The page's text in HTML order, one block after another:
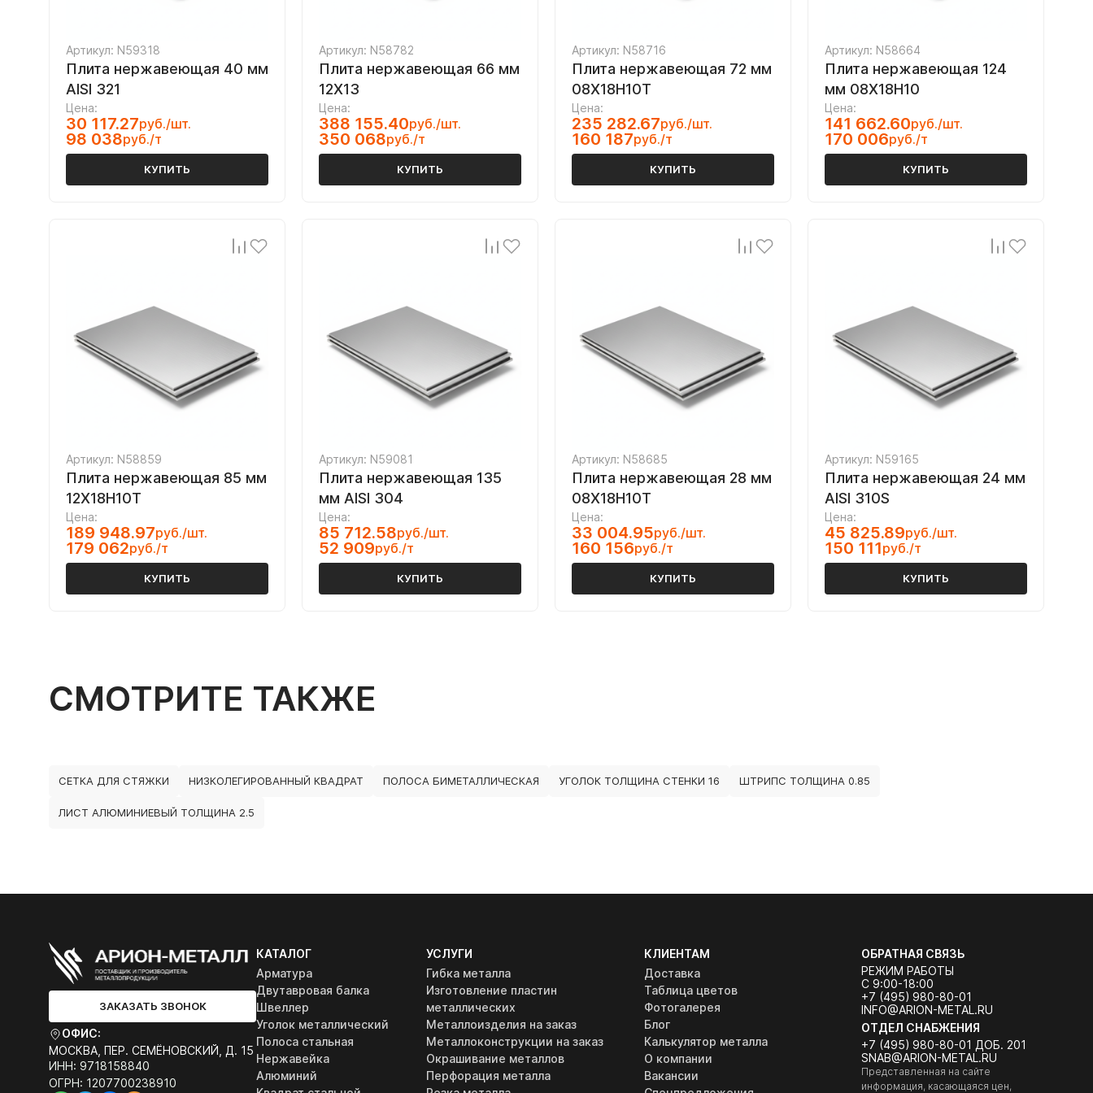
Артикул: N59318
Плита нержавеющая 40 мм
AISI 321
Цена:
30 117.27руб./шт.
98 038руб./т
КУПИТЬ
Артикул: N58782
Плита нержавеющая 66 мм
12Х13
Цена:
388 155.40руб./шт.
350 068руб./т
КУПИТЬ
Артикул: N58716
Плита нержавеющая 72 мм
08Х18Н10Т
Цена:
235 282.67руб./шт.
160 187руб./т
КУПИТЬ
Артикул: N58664
Плита нержавеющая 124
мм 08Х18Н10
Цена:
141 662.60руб./шт.
170 006руб./т
КУПИТЬ
Артикул: N58859
Плита нержавеющая 85 мм
12Х18Н10Т
Цена:
189 948.97руб./шт.
179 062руб./т
КУПИТЬ
Артикул: N59081
Плита нержавеющая 135
мм AISI 304
Цена:
85 712.58руб./шт.
52 909руб./т
КУПИТЬ
Артикул: N58685
Плита нержавеющая 28 мм
08Х18Н10Т
Цена:
33 004.95руб./шт.
160 156руб./т
КУПИТЬ
Артикул: N59165
Плита нержавеющая 24 мм
AISI 310S
Цена:
45 825.89руб./шт.
150 111руб./т
КУПИТЬ
СМОТРИТЕ ТАКЖЕ
СЕТКА ДЛЯ СТЯЖКИ НИЗКОЛЕГИРОВАННЫЙ КВАДРАТ ПОЛОСА БИМЕТАЛЛИЧЕСКАЯ УГОЛОК ТОЛЩИНА СТЕНКИ 16 ШТРИПС ТОЛЩИНА 0.85
ЛИСТ АЛЮМИНИЕВЫЙ ТОЛЩИНА 2.5
ЗАКАЗАТЬ ЗВОНОК
ОФИС:
МОСКВА, ПЕР. СЕМЁНОВСКИЙ, Д. 15
ИНН: 9718158840
ОГРН: 1207700238910
КАТАЛОГ
Арматура
Двутавровая балка
Швеллер
Уголок металлический
Полоса стальная
Нержавейка
Алюминий
УСЛУГИ
Гибка металла
Изготовление пластин
металлических
Металлоизделия на заказ
Металлоконструкции на заказ
Окрашивание металлов
Перфорация металла
КЛИЕНТАМ
Доставка
Таблица цветов
Фотогалерея
Блог
Калькулятор металла
О компании
Вакансии
ОБРАТНАЯ СВЯЗЬ
РЕЖИМ РАБОТЫ
С 9:00-18:00
+7 (495) 980-80-01
INFO@ARION-METAL.RU
ОТДЕЛ СНАБЖЕНИЯ
+7 (495) 980-80-01 ДОБ. 201
SNAB@ARION-METAL.RU
Представленная на сайте
информация, касающаяся цен,